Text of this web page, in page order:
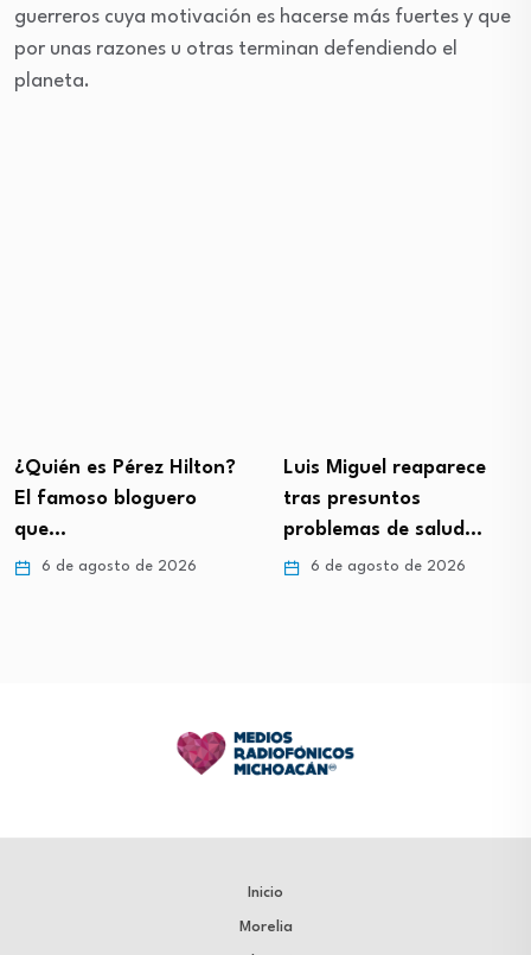
guerreros cuya motivación es hacerse más fuertes y que
por unas razones u otras terminan defendiendo el
planeta.
¿Quién es Pérez Hilton?
El famoso bloguero
que…
6 de agosto de 2026
Luis Miguel reaparece
tras presuntos
problemas de salud…
6 de agosto de 2026
Inicio
Morelia